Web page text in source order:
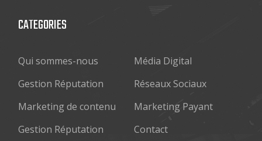
CATEGORIES
Qui sommes-nous
Média Digital
Gestion Réputation
Réseaux Sociaux
Marketing de contenu
Marketing Payant
Gestion Réputation
Contact